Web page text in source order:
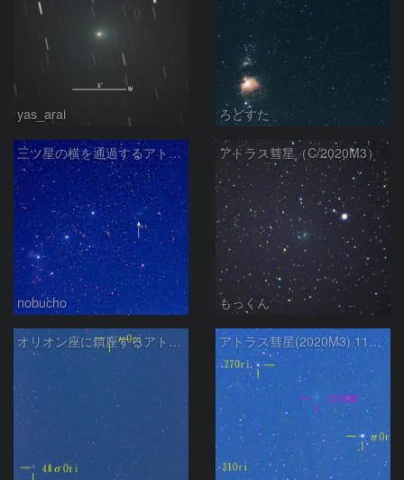
yas_arai ろどすた
三ツ星の横を通過するアトラス彗星
nobucho
アトラス彗星（C/2020M3）
もっくん
オリオン座に鎮座するアトラス彗星 アトラス彗星(2020M3) 11月10日 200mm